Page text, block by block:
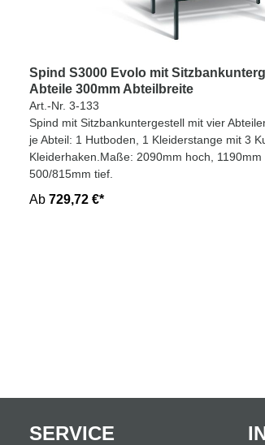
Spind S3000 Evolo mit
Abteile 300mm Abteilbreite
Art.-Nr. 3-133
Spind mit Sitzbankuntergestell mit vier
je Abteil: 1 Hutboden, 1 Kleiderstange mit 3
Kleiderhaken.Maße: 2090mm hoch, 1190mm
500/815mm tief.
Ab 729,72 €*
SERVICE